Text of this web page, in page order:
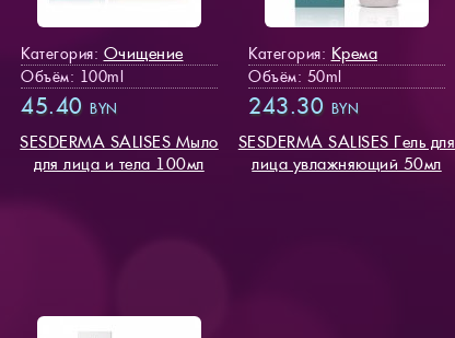
Категория: Очищение
Объём: 100ml
45.40 BYN
SESDERMA SALISES Мыло
для лица и тела 100мл
Категория: Крема
Объём: 50ml
243.30 BYN
SESDERMA SALISES Гель для
лица увлажняющий 50мл